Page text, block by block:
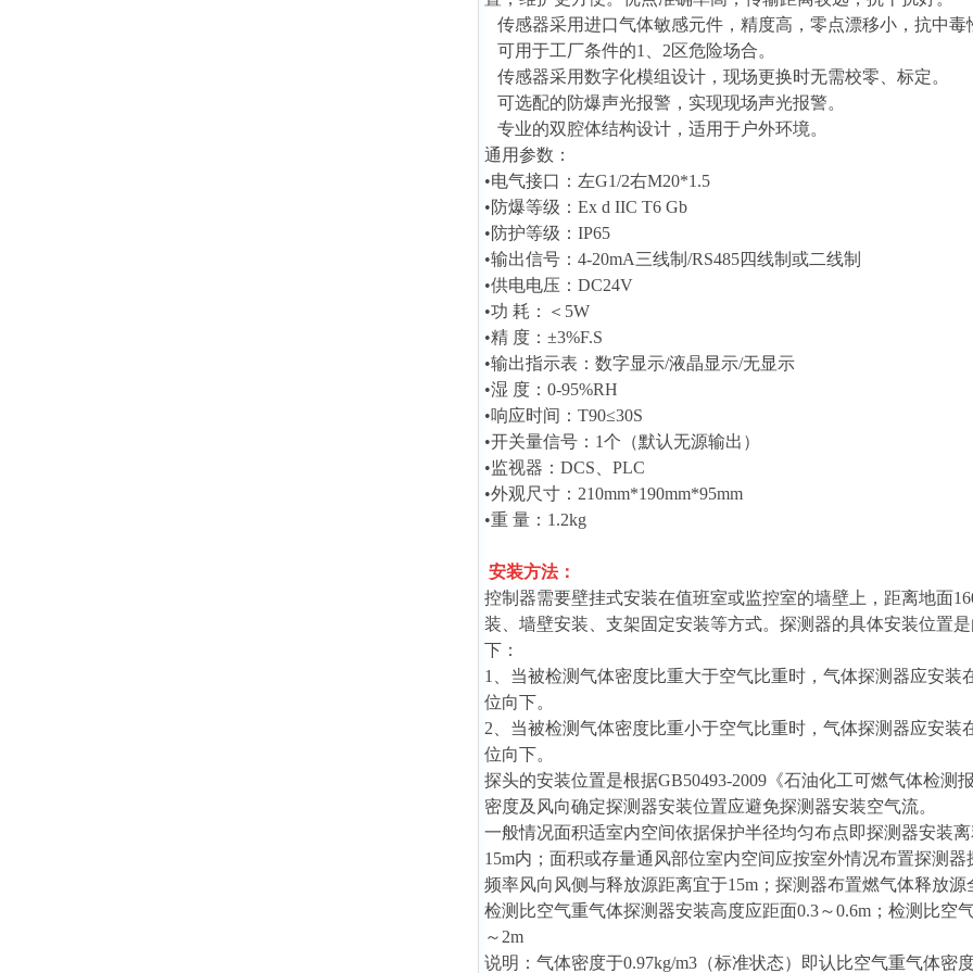
传感器采用进口气体敏感元件，精度高，零点漂移小，抗中毒
可用于工厂条件的1、2区危险场合。
传感器采用数字化模组设计，现场更换时无需校零、标定。
可选配的防爆声光报警，实现现场声光报警。
专业的双腔体结构设计，适用于户外环境。
通用参数：
•电气接口：左G1/2右M20*1.5
•防爆等级：Ex d IIC T6 Gb
•防护等级：IP65
•输出信号：4-20mA三线制/RS485四线制或二线制
•供电电压：DC24V
•功 耗：＜5W
•精 度：±3%F.S
•输出指示表：数字显示/液晶显示/无显示
•湿 度：0-95%RH
•响应时间：T90≤30S
•开关量信号：1个（默认无源输出 ）
•监视器：DCS、PLC
•外观尺寸：210mm*190mm*95mm
•重 量：1.2kg
安装方法：
控制器需要壁挂式安装在值班室或监控室的墙壁上，距离地面
装、墙壁安装、支架固定安装等方式。探测器的具体安装位置
下：
1、当被检测气体密度比重大于空气比重时，气体探测器应安装
位向下。
2、当被检测气体密度比重小于空气比重时，气体探测器应安装
位向下。
探头的安装位置是根据GB50493-2009《石油化工可燃气体检测
密度及风向确定探测器安装位置应避免探测器安装空气流。
一般情况面积适室内空间依据保护半径均匀布点即探测器安装
15m内；面积或存量通风部位室内空间应按室外情况布置探测
频率风向风侧与释放源距离宜于15m；探测器布置燃气体释放
检测比空气重气体探测器安装高度应距面0.3～0.6m；检测比空
～2m
说明：气体密度于0.97kg/m3（标准状态）即认比空气重气体密